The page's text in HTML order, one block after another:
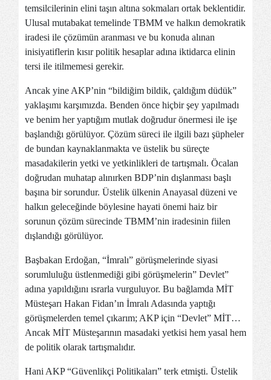
temsilcilerinin elini taşın altına sokmaları ortak beklentidir.
Ulusal mutabakat temelinde TBMM ve halkın demokratik
iradesi ile çözümün aranması ve bu konuda alınan
inisiyatiflerin kısır politik hesaplar adına iktidarca elinin
tersi ile itilmemesi gerekir.
Ancak yine AKP’nin “bildiğim bildik, çaldığım düdük”
yaklaşımı karşımızda. Benden önce hiçbir şey yapılmadı
ve benim her yaptığım mutlak doğrudur önermesi ile işe
başlandığı görülüyor. Çözüm süreci ile ilgili bazı şüpheler
de bundan kaynaklanmakta ve üstelik bu süreçte
masadakilerin yetki ve yetkinlikleri de tartışmalı. Öcalan
doğrudan muhatap alınırken BDP’nin dışlanması başlı
başına bir sorundur. Üstelik ülkenin Anayasal düzeni ve
halkın geleceğinde böylesine hayati önemi haiz bir
sorunun çözüm sürecinde TBMM’nin iradesinin fiilen
dışlandığı görülüyor.
Başbakan Erdoğan, “İmralı” görüşmelerinde siyasi
sorumluluğu üstlenmediği gibi görüşmelerin” Devlet”
adına yapıldığını ısrarla vurguluyor. Bu bağlamda MİT
Müsteşarı Hakan Fidan’ın İmralı Adasında yaptığı
görüşmelerden temel çıkarım; AKP için “Devlet” MİT…
Ancak MİT Müsteşarının masadaki yetkisi hem yasal hem
de politik olarak tartışmalıdır.
Hani AKP “Güvenlikçi Politikaları” terk etmişti. Üstelik